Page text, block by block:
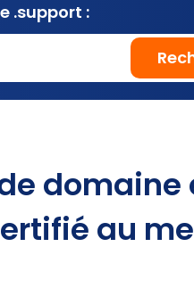
.support :
au